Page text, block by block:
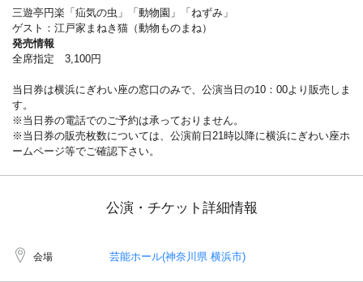
三遊亭円楽「疝気の虫」「動物園」「ねずみ」
ゲスト：江戸家まねき猫（動物ものまね）
発売情報
全席指定 3,100円
当日券は横浜にぎわい座の窓口のみで、公演当日の10：00より販売しま
す。
※当日券の電話でのご予約は承っておりません。
※当日券の販売枚数については、公演前日21時以降に横浜にぎわい座ホ
ームページ等でご確認下さい。
公演・チケット詳細情報
会場 芸能ホール(神奈川県 横浜市)